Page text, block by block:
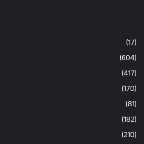
(17)
(604)
(417)
(170)
(81)
(182)
(210)